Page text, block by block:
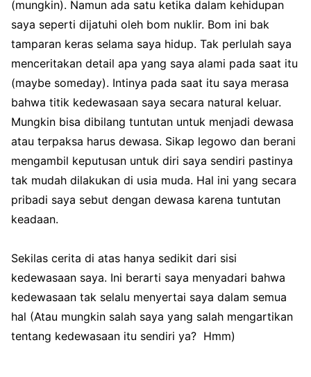
(mungkin). Namun ada satu ketika dalam kehidupan
saya seperti dijatuhi oleh bom nuklir. Bom ini bak
tamparan keras selama saya hidup. Tak perlulah saya
menceritakan detail apa yang saya alami pada saat itu
(maybe someday). Intinya pada saat itu saya merasa
bahwa titik kedewasaan saya secara natural keluar.
Mungkin bisa dibilang tuntutan untuk menjadi dewasa
atau terpaksa harus dewasa. Sikap legowo dan berani
mengambil keputusan untuk diri saya sendiri pastinya
tak mudah dilakukan di usia muda. Hal ini yang secara
pribadi saya sebut dengan dewasa karena tuntutan
keadaan.
Sekilas cerita di atas hanya sedikit dari sisi
kedewasaan saya. Ini berarti saya menyadari bahwa
kedewasaan tak selalu menyertai saya dalam semua
hal (Atau mungkin salah saya yang salah mengartikan
tentang kedewasaan itu sendiri ya? Hmm)